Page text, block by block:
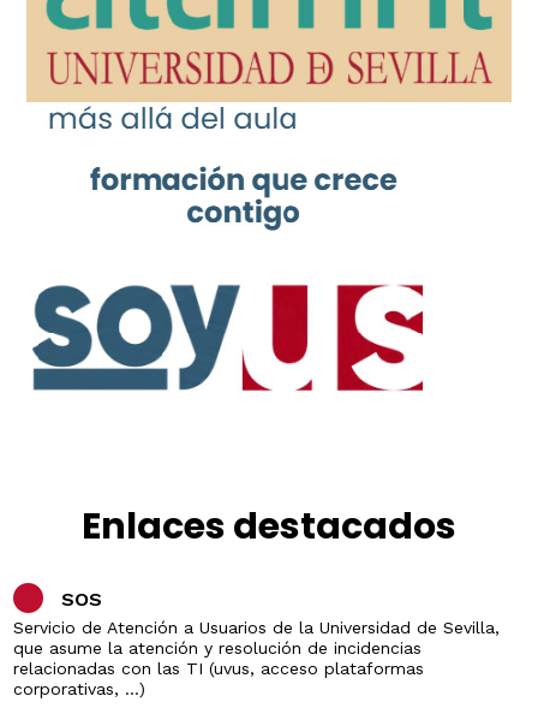
Enlaces destacados
SOS
Servicio de Atención a Usuarios de la Universidad de Sevilla,
que asume la atención y resolución de incidencias
relacionadas con las TI (uvus, acceso plataformas
corporativas, ...)